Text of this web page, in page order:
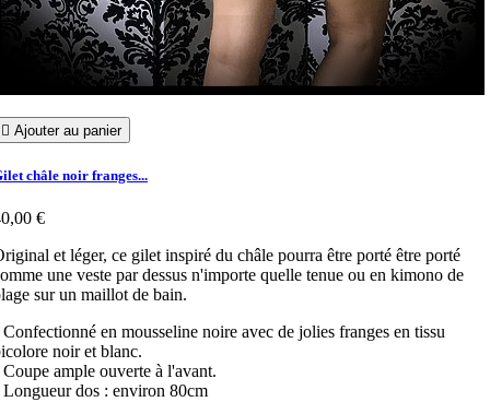
 Ajouter au panier
châle noir franges...
€
et léger, ce gilet inspiré du châle pourra être porté être porté
une veste par dessus n'importe quelle tenue ou en kimono de
sur un maillot de bain.
Confectionné en mousseline noire avec de jolies franges en tissu
noir et blanc.
Coupe ample ouverte à l'avant.
Longueur dos : environ 80cm